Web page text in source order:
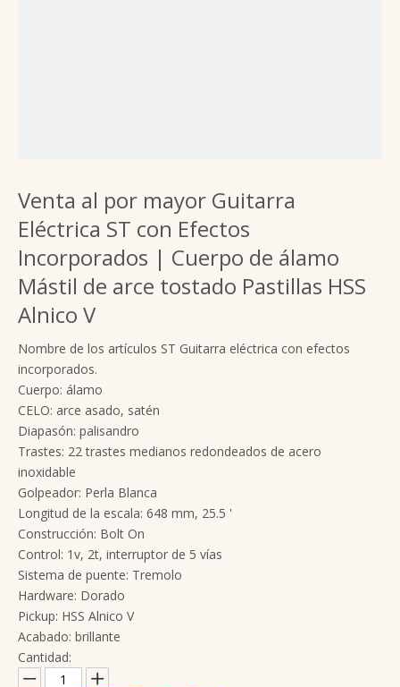
Venta al por mayor Guitarra
Eléctrica ST con Efectos
Incorporados | Cuerpo de álamo
Mástil de arce tostado Pastillas HSS
Alnico V
Nombre de los artículos ST Guitarra eléctrica con efectos
incorporados.
Cuerpo: álamo
CELO: arce asado, satén
Diapasón: palisandro
Trastes: 22 trastes medianos redondeados de acero
inoxidable
Golpeador: Perla Blanca
Longitud de la escala: 648 mm, 25.5 '
Construcción: Bolt On
Control: 1v, 2t, interruptor de 5 vías
Sistema de puente: Tremolo
Hardware: Dorado
Pickup: HSS Alnico V
Acabado: brillante
Cantidad: